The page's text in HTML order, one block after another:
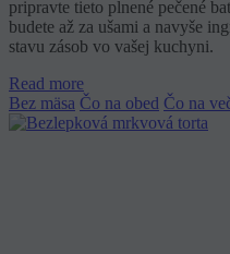
pripravte tieto plnené pečené
budete až za ušami a navyše
stavu zásob vo vašej kuchyni.
Read more
Bez mäsa Čo na obed Čo na